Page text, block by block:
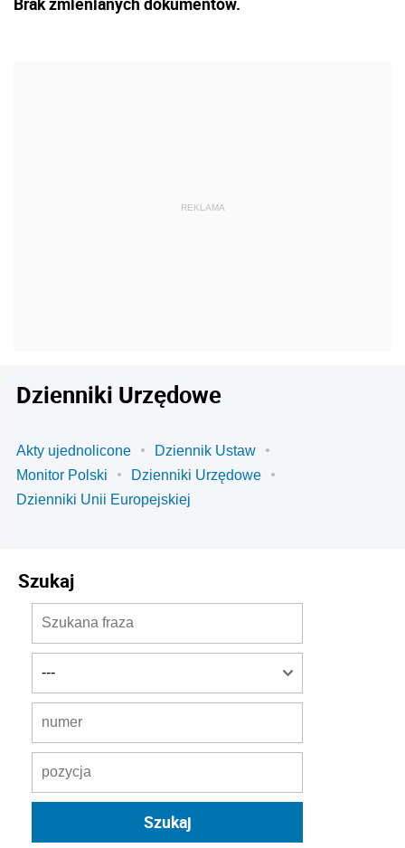
Dzienniki Urzędowe
Akty ujednolicone
Dziennik Ustaw
Monitor Polski
Dzienniki Urzędowe
Dzienniki Unii Europejskiej
Szukaj